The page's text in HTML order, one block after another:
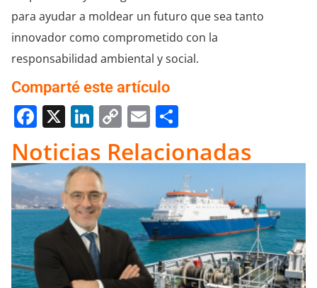
para ayudar a moldear un futuro que sea tanto
innovador como comprometido con la
responsabilidad ambiental y social.
Comparté este artículo
Facebook
X LinkedIn
Copy
Link
Email
Noticias Relacionadas